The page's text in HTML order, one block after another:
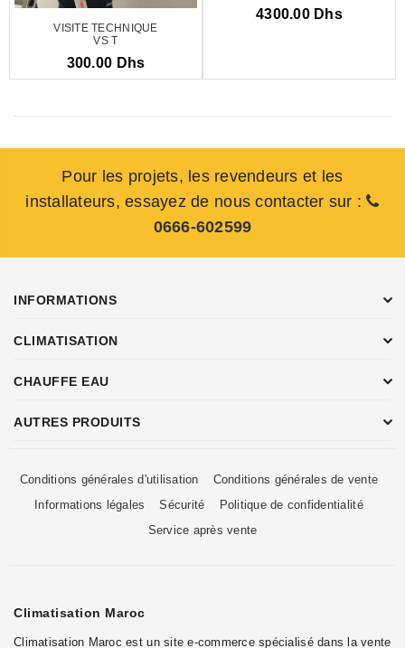
VISITE TECHNIQUE
VS T
300.00 Dhs
4300.00 Dhs
Pour les projets, les revendeurs et les
installateurs, essayez de nous contacter sur :
0666-602599
INFORMATIONS
CLIMATISATION
CHAUFFE EAU
AUTRES PRODUITS
Conditions générales d'utilisation
Conditions générales de vente
Informations légales
Sécurité
Politique de confidentialité
Service après vente
Climatisation Maroc
Climatisation Maroc est un site e-commerce spécialisé dans la vente